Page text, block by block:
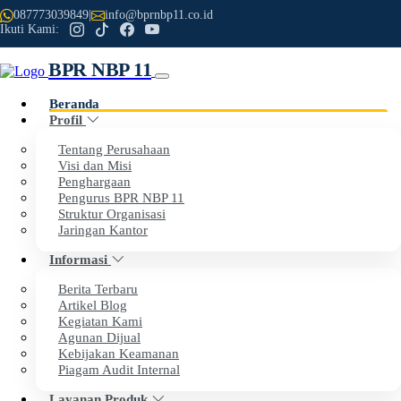
087773039849
info@bprnbp11.co.id
Ikuti Kami:
BPR NBP 11
Beranda
Profil
Tentang Perusahaan
Visi dan Misi
Penghargaan
Pengurus BPR NBP 11
Struktur Organisasi
Jaringan Kantor
Informasi
Berita Terbaru
Artikel Blog
Kegiatan Kami
Agunan Dijual
Kebijakan Keamanan
Piagam Audit Internal
PreviousNext
Selamat Datang di Website Resmi
PT BPR NBP 11
Dengan penuh rasa syukur, kami menyampaikan apresiasi
setinggi-tingginya kepada seluruh nasabah dan mitra kerja
atas kepercayaan dan dukungan yang telah diberikan
kepada BPR NBP 11.